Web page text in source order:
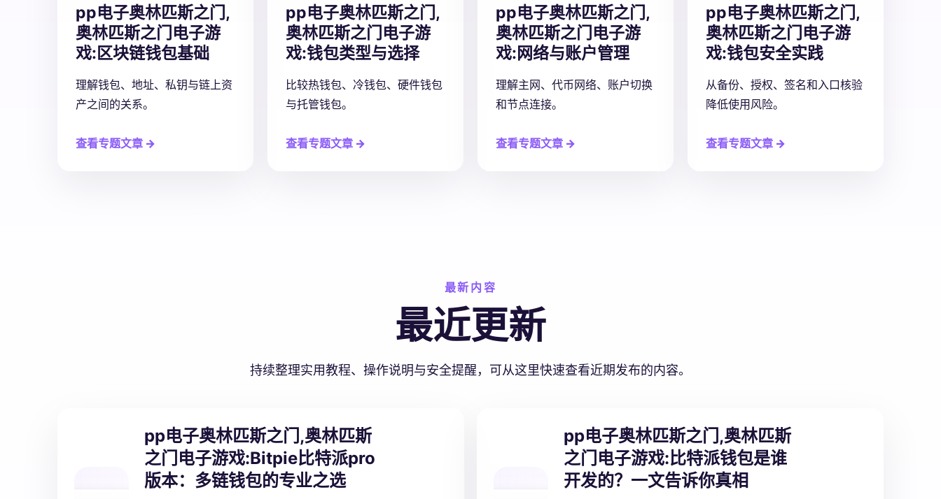
pp电子奥林匹斯之门,
奥林匹斯之门电子游
戏:区块链钱包基础
理解钱包、地址、私钥与链上资
产之间的关系。
查看专题文章 →
pp电子奥林匹斯之门,
奥林匹斯之门电子游
戏:钱包类型与选择
比较热钱包、冷钱包、硬件钱包
与托管钱包。
查看专题文章 →
pp电子奥林匹斯之门,
奥林匹斯之门电子游
戏:网络与账户管理
理解主网、代币网络、账户切换
和节点连接。
查看专题文章 →
pp电子奥林匹斯之门,
奥林匹斯之门电子游
戏:钱包安全实践
从备份、授权、签名和入口核验
降低使用风险。
查看专题文章 →
最新内容
最近更新
持续整理实用教程、操作说明与安全提醒，可从这里快速查看近期发布的内容。
pp电子奥林匹斯之门,奥林匹斯
之门电子游戏:Bitpie比特派pro
版本：多链钱包的专业之选
pp电子奥林匹斯之门,奥林匹斯
之门电子游戏: 比特派钱包是谁
开发的？一文告诉你真相